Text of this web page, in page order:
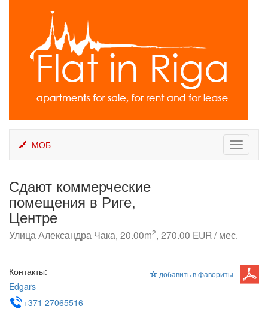
Toggle
МОБ
Сдают коммерческие
помещения в Риге,
Центре
Улица Александра Чака, 20.00m2, 270.00 EUR / мес.
добавить в фавориты
Контакты:
Edgars
+371 27065516